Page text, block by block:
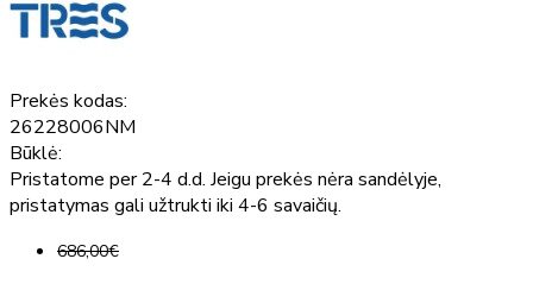
Prekės kodas:
26228006NM
Būklė:
Pristatome per 2-4 d.d. Jeigu prekės nėra sandėlyje,
pristatymas gali užtrukti iki 4-6 savaičių.
686,00€